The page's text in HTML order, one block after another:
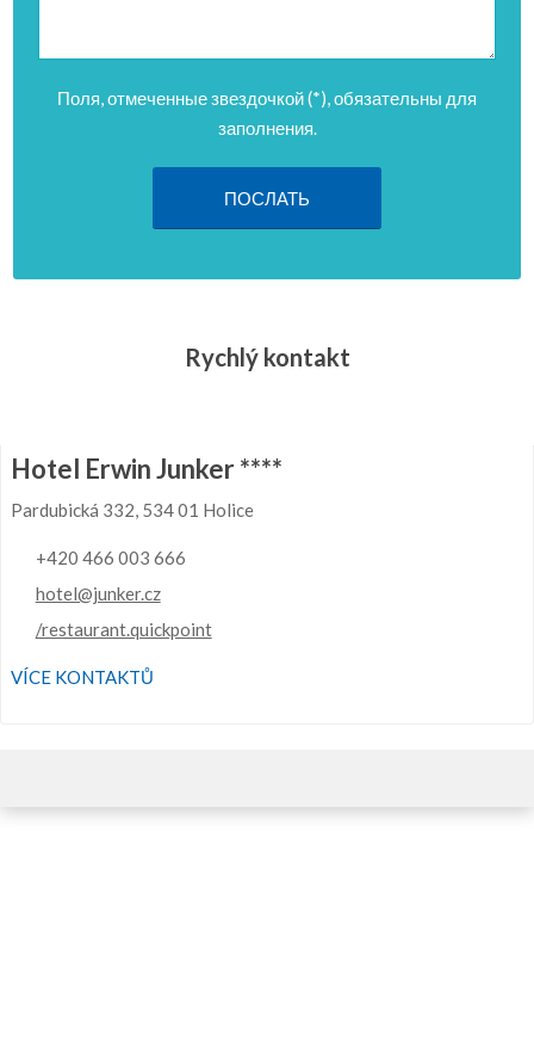
Поля, отмеченные звездочкой (*), обязательны для
заполнения.
Rychlý kontakt
Hotel Erwin Junker ****
Pardubická 332, 534 01 Holice
+420 466 003 666
hotel@junker.cz
/restaurant.quickpoint
VÍCE KONTAKTŮ